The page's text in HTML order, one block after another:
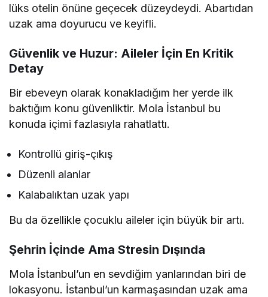
lüks otelin önüne geçecek düzeydeydi. Abartıdan
uzak ama doyurucu ve keyifli.
Güvenlik ve Huzur: Aileler İçin En Kritik
Detay
Bir ebeveyn olarak konakladığım her yerde ilk
baktığım konu güvenliktir. Mola İstanbul bu
konuda içimi fazlasıyla rahatlattı.
Kontrollü giriş-çıkış
Düzenli alanlar
Kalabalıktan uzak yapı
Bu da özellikle çocuklu aileler için büyük bir artı.
Şehrin İçinde Ama Stresin Dışında
Mola İstanbul’un en sevdiğim yanlarından biri de
lokasyonu. İstanbul’un karmaşasından uzak ama